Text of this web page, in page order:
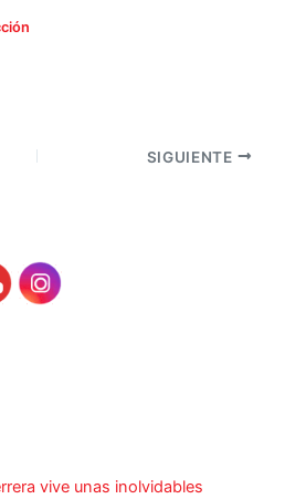
SIGUIENTE
vive unas inolvidables